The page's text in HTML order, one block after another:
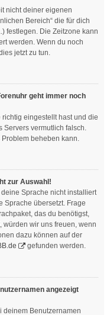
nicht deiner eigenen
Bereich“ die für dich
festlegen. Die Zeitzone kann
werden. Wenn du noch
jetzt zu tun.
geht immer noch
eingestellt hast und die
Servers vermutlich falsch.
Problem beheben kann.
zur Auswahl!
Sprache nicht installiert
Sprache übersetzt. Frage
das du benötigst,
würden wir uns freuen, wenn
dazu können auf der
gefunden werden.
angezeigt
deinem Benutzernamen